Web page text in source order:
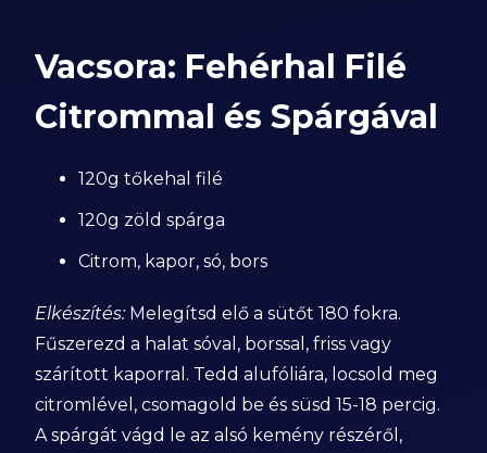
Vacsora: Fehérhal Filé
Citrommal és Spárgával
120g tőkehal filé
120g zöld spárga
Citrom, kapor, só, bors
Elkészítés: Melegítsd elő a sütőt 180 fokra.
Fűszerezd a halat sóval, borssal, friss vagy
szárított kaporral. Tedd alufóliára, locsold meg
citromlével, csomagold be és süsd 15-18 percig.
A spárgát vágd le az alsó kemény részéről,